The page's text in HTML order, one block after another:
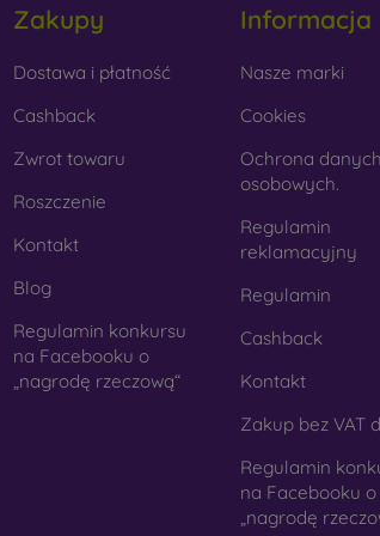
wykonanie z dbałością o szczegóły.
drewna i materiału TPU
użyto wysokiej jakości naturalnego
jako uzupełnienie pokrowców.
to, że po upadku szklana obudowa może
- Kompostowalne pokrowce na
dzięki czemu mogą rozkładać się w
FOON można znaleźć dziesiątki
Po prostu wybierz swój.
Zakupy
Dostawa i płatność
Cashback
Zwrot towaru
Roszczenie
Kontakt
Blog
Regulamin konkursu
na Facebooku o
„nagrodę rzeczową“
Informacja
Nasze marki
Cookies
Ochrona danych
osobowych.
Regulamin
reklamacyjny
Regulamin
Cashback
Kontakt
Zakup bez VAT
Regulamin
na Facebooku o
„nagrodę